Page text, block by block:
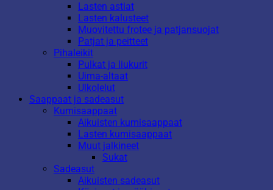
Lasten astiat
Lasten kalusteet
Muovitettu frotee ja patjansuojat
Patjat ja peitteet
Pihaleikit
Pulkat ja liukurit
Uima-altaat
Ulkolelut
Saappaat ja sadeasut
Kumisaappaat
Aikuisten kumisaappaat
Lasten kumisaappaat
Muut jalkineet
Sukat
Sadeasut
Aikuisten sadeasut